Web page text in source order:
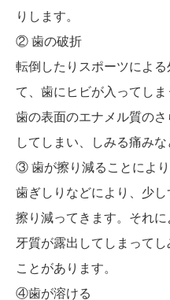
りします。
② 歯の破折
転倒したりスポーツによ
て、歯にヒビが入ってしま
歯の表面のエナメル質の
してしまい、しみる痛みな
③ 歯が擦り減ることにより
歯ぎしりなどにより、少
擦り減ってきます。それ
牙質が露出してしまって
ことがあります。
④歯が溶ける